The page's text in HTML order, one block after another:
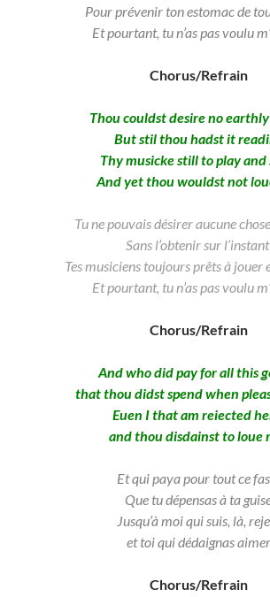
Pour prévenir ton estomac de
Et pourtant, tu n’as pas voulu
Chorus/Refrain
Thou couldst desire no
But stil thou hadst it
Thy musicke still to play and
And yet thou wouldst not
Tu ne pouvais désirer aucune
Sans l’obtenir sur l’instant
Tes musiciens toujours prêts à jouer
Et pourtant, tu n’as pas voulu
Chorus/Refrain
And who did pay for all this
that thou didst spend when
Euen I that am reiected
and thou disdainst to loue
Et qui paya pour tout ce
Que tu dépensas à ta
Jusqu’à moi qui suis, là,
et toi qui dédaignas aimer
Chorus/Refrain